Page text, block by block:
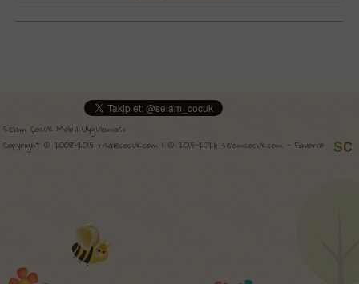
Selam Çocuk Mobil Uygulaması
Copyright © 2008-2015 risalecocuk.com | © 2015-2026 selamcocuk.com - Favori»